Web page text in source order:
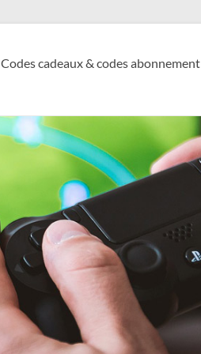
Codes cadeaux & codes abonnement